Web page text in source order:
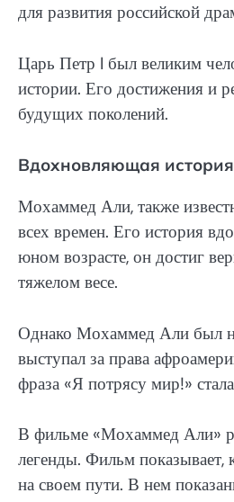
для развития российской
Царь Петр I был великим
истории. Его достижения и
будущих поколений.
Вдохновляющая
Мохаммед Али, также
всех времен. Его история
юном возрасте, он достиг
тяжелом весе.
Однако Мохаммед Али был
выступал за права
фраза «Я потрясу мир!»
В фильме «Мохаммед Али»
легенды. Фильм показывает,
на своем пути. В нем